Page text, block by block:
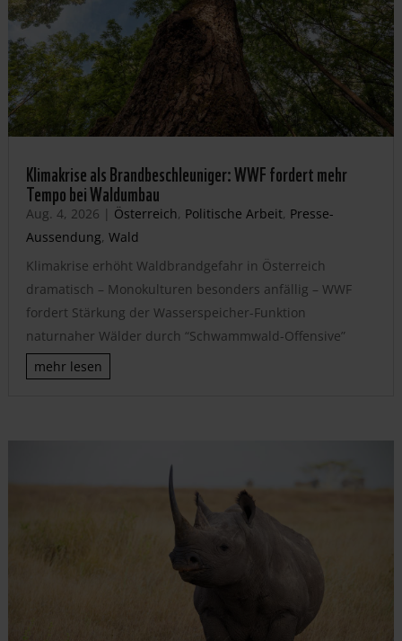
Klimakrise als Brandbeschleuniger: WWF fordert mehr
Tempo bei Waldumbau
Aug. 4, 2026 | Österreich, Politische Arbeit, Presse-
Aussendung, Wald
Klimakrise erhöht Waldbrandgefahr in Österreich
dramatisch – Monokulturen besonders anfällig – WWF
fordert Stärkung der Wasserspeicher-Funktion
naturnaher Wälder durch “Schwammwald-Offensive”
mehr lesen